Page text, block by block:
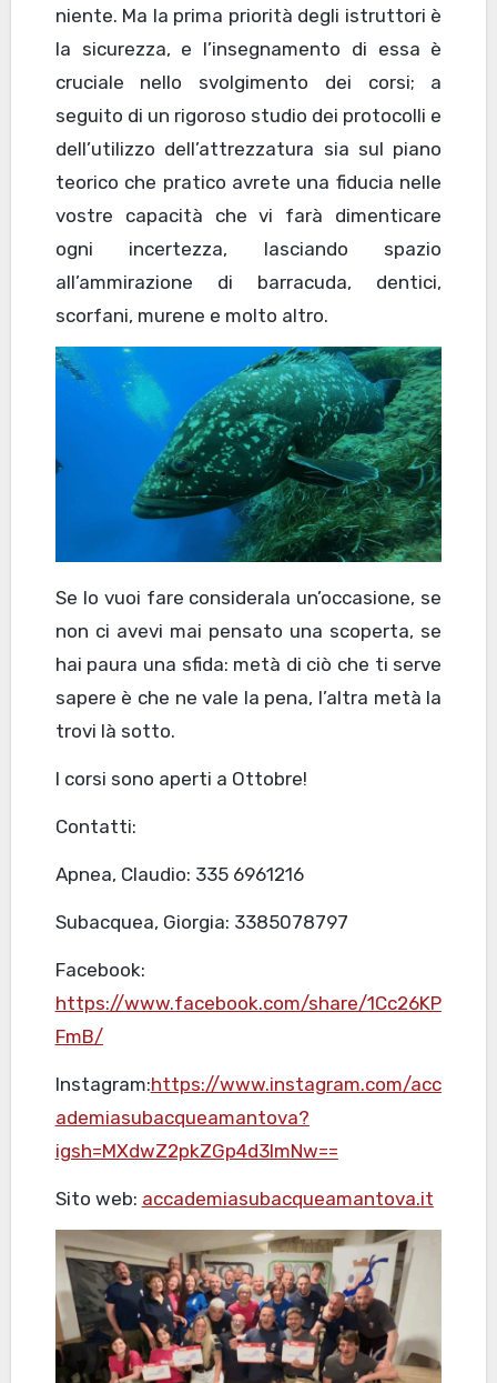
niente. Ma la prima priorità degli istruttori è
la sicurezza, e l’insegnamento di essa è
cruciale nello svolgimento dei corsi; a
seguito di un rigoroso studio dei protocolli e
dell’utilizzo dell’attrezzatura sia sul piano
teorico che pratico avrete una fiducia nelle
vostre capacità che vi farà dimenticare
ogni incertezza, lasciando spazio
all’ammirazione di barracuda, dentici,
scorfani, murene e molto altro.
Se lo vuoi fare considerala un’occasione, se
non ci avevi mai pensato una scoperta, se
hai paura una sfida: metà di ciò che ti serve
sapere è che ne vale la pena, l’altra metà la
trovi là sotto.
I corsi sono aperti a Ottobre!
Contatti:
Apnea, Claudio: 335 6961216
Subacquea, Giorgia: 3385078797
Facebook:
https://www.facebook.com/share/1Cc26KP
FmB/
Instagram:https://www.instagram.com/acc
ademiasubacqueamantova?
igsh=MXdwZ2pkZGp4d3lmNw==
Sito web: accademiasubacqueamantova.it